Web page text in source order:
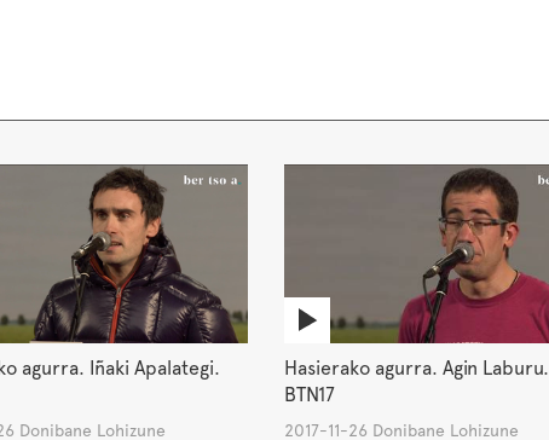
agurra. Iñaki Apalategi.
Donibane Lohizune
Hasierako agurra. Agin Laburu.
BTN17
2017-11-26 Donibane Lohizune